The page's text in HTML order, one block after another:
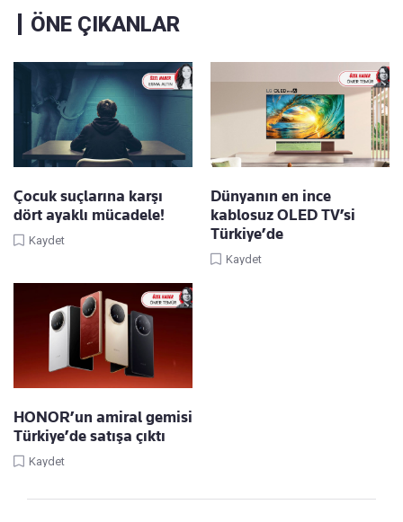
ÖNE ÇIKANLAR
Çocuk suçlarına karşı
dört ayaklı mücadele!
Kaydet
Dünyanın en ince
kablosuz OLED TV’si
Türkiye’de
Kaydet
HONOR’un amiral gemisi
Türkiye’de satışa çıktı
Kaydet